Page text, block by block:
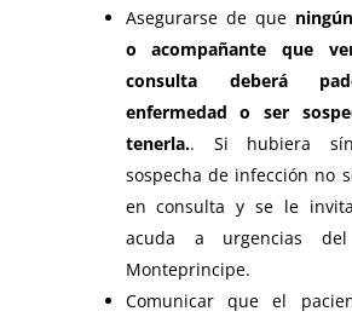
Asegurarse de que
o acompañante que
consulta deberá
enfermedad o ser
tenerla.. Si hubiera
sospecha de infección no
en consulta y se le
acuda a urgencias del
Monteprincipe.
Comunicar que el